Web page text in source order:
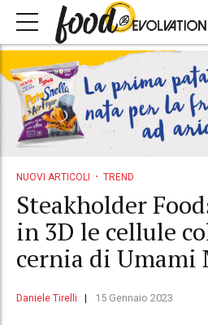
NUOVI ARTICOLI TREND
Steakholder
in 3D le cellule
cernia di Umami
Daniele Tirelli 15 Gennaio 2023